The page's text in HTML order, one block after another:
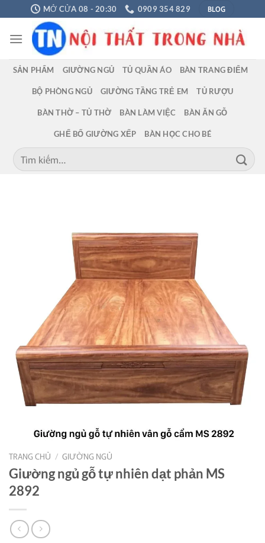
Chuyển
đến
nội
MỞ CỬA 08 - 20:30 0909 354 829 BLOG
SẢN PHẨM GIƯỜNG NGỦ TỦ QUẦN ÁO BÀN TRANG ĐIỂM
BỘ PHÒNG NGỦ GIƯỜNG TẦNG TRẺ EM TỦ RƯỢU
BÀN THỜ – TỦ THỜ BÀN LÀM VIỆC BÀN ĂN GỖ
GHẾ BỐ GIƯỜNG XẾP BÀN HỌC CHO BÉ
Tìm
kiếm:
TRANG CHỦ / GIƯỜNG NGỦ
Giường ngủ gỗ tự nhiên dạt phản MS
2892